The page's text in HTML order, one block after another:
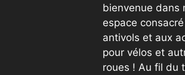
bienvenue dans
espace
antivols et aux
pour vélos et
roues ! Au fil du